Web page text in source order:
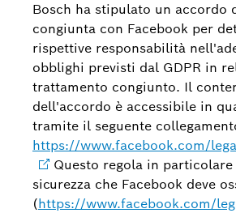
Bosch ha stipulato un accordo
congiunta con Facebook per
rispettive responsabilità
obblighi previsti dal GDPR in
trattamento congiunto. Il
dell'accordo è accessibile in
tramite il seguente
https://www.facebook.com/
Questo regola in
sicurezza che Facebook deve
(https://www.facebook.com/